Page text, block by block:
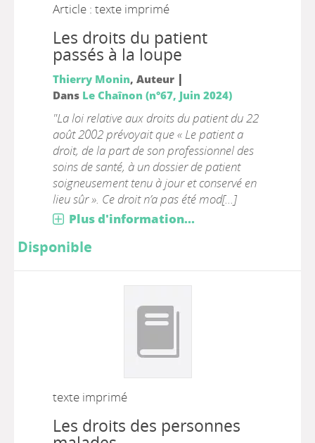
Article : texte imprimé
Les droits du patient
passés à la loupe
Thierry Monin, Auteur |
Dans Le Chaînon (n°67, Juin 2024)
"La loi relative aux droits du patient du 22
août 2002 prévoyait que « Le patient a
droit, de la part de son professionnel des
soins de santé, à un dossier de patient
soigneusement tenu à jour et conservé en
lieu sûr ». Ce droit n’a pas été mod[...]
Plus d'information...
Disponible
texte imprimé
Les droits des personnes